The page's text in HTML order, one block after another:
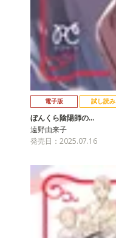
電子版 試し読み
ぼんくら陰陽師の…
遠野由来子
発売日：2025.07.16